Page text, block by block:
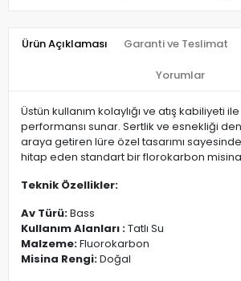
Ürün Açıklaması Garanti ve Teslimat
Yorumlar
Üstün kullanım kolaylığı ve atış kabiliyeti
performansı sunar. Sertlik ve esnekliği
araya getiren lüre özel tasarımı
hitap eden standart bir florokarbon
Teknik Özellikler:
Av Türü:Bass
Kullanım Alanları :Tatlı Su
Malzeme:Fluorokarbon
Misina Rengi:Doğal